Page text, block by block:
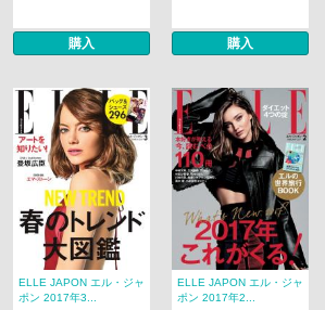
購入 購入
ELLE JAPON エル・ジャ
ポン 2017年3...
ELLE JAPON エル・ジャ
ポン 2017年2...